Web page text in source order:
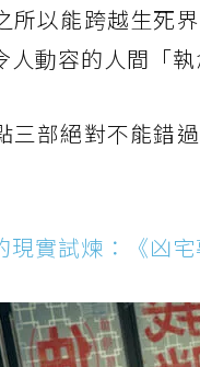
所以能跨越生死
人動容的人間「執
三部絕對不能錯
實試煉：《凶宅